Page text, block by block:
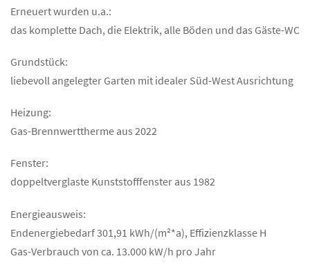
Erneuert wurden u.a.:
das komplette Dach, die Elektrik, alle Böden und das Gäste-WC
Grundstück:
liebevoll angelegter Garten mit idealer Süd-West Ausrichtung
Heizung:
Gas-Brennwerttherme aus 2022
Fenster:
doppeltverglaste Kunststofffenster aus 1982
Energieausweis:
Endenergiebedarf 301,91 kWh/(m²*a), Effizienzklasse H
Gas-Verbrauch von ca. 13.000 kW/h pro Jahr